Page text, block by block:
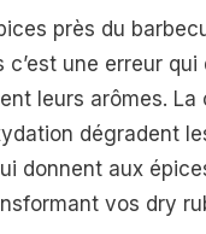
près du
c’est une erreur qui
leurs arômes. La
dégradent
donnent aux
vos dry